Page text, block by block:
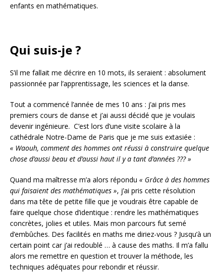
enfants en mathématiques.
Qui suis-je ?
S’il me fallait me décrire en 10 mots, ils seraient : absolument
passionnée par l’apprentissage, les sciences et la danse.
Tout a commencé l’année de mes 10 ans : j’ai pris mes
premiers cours de danse et j’ai aussi décidé que je voulais
devenir ingénieure. C’est lors d’une visite scolaire à la
cathédrale Notre-Dame de Paris que je me suis extasiée :
« Waouh, comment des hommes ont réussi à construire quelque
chose d’aussi beau et d’aussi haut il y a tant d’années ??? »
Quand ma maîtresse m’a alors répondu « Grâce à des hommes
qui faisaient des mathématiques », j’ai pris cette résolution
dans ma tête de petite fille que je voudrais être capable de
faire quelque chose d’identique : rendre les mathématiques
concrètes, jolies et utiles. Mais mon parcours fut semé
d’embûches. Des facilités en maths me diriez-vous ? Jusqu’à un
certain point car j’ai redoublé … à cause des maths. Il m’a fallu
alors me remettre en question et trouver la méthode, les
techniques adéquates pour rebondir et réussir.